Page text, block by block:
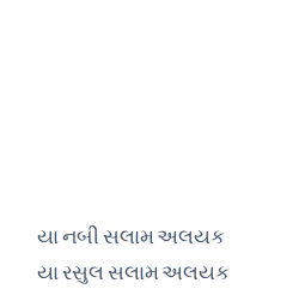
યા નબી સલામ અલયક
યા રસુલ સલામ અલયક